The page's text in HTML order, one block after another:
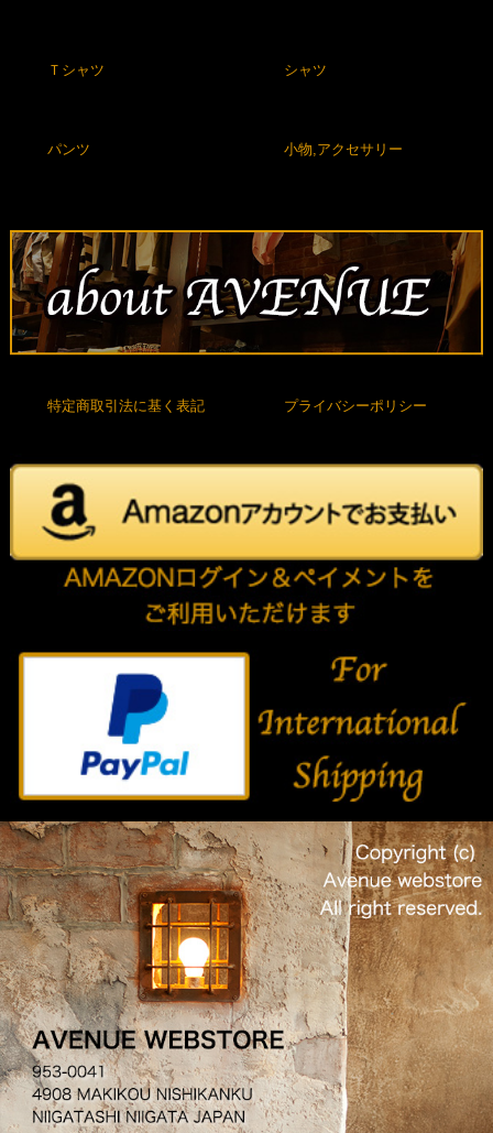
Ｔシャツ シャツ
パンツ 小物,アクセサリー
特定商取引法に基く表記 プライバシーポリシー